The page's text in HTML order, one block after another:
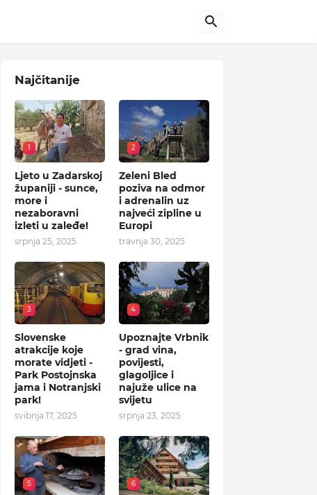
Najčitanije
1
Ljeto u Zadarskoj
županiji - sunce,
more i
nezaboravni
izleti u zaleđe!
srpnja 25, 2025
2
Zeleni Bled
poziva na odmor
i adrenalin uz
najveći zipline u
Europi
travnja 30, 2025
3
Slovenske
atrakcije koje
morate vidjeti -
Park Postojnska
jama i Notranjski
park!
svibnja 17, 2025
4
Upoznajte Vrbnik
- grad vina,
povijesti,
glagoljice i
najuže ulice na
svijetu
srpnja 23, 2025
5 6